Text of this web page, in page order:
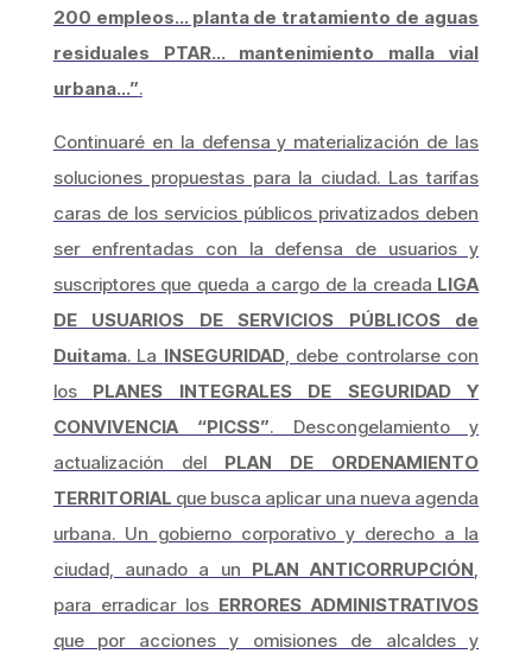
200 empleos… planta de tratamiento de aguas
residuales PTAR… mantenimiento malla vial
urbana…”.
Continuaré en la defensa y materialización de las
soluciones propuestas para la ciudad. Las tarifas
caras de los servicios públicos privatizados deben
ser enfrentadas con la defensa de usuarios y
suscriptores que queda a cargo de la creada LIGA
DE USUARIOS DE SERVICIOS PÚBLICOS
de
Duitama. La INSEGURIDAD, debe controlarse con
los PLANES INTEGRALES DE SEGURIDAD Y
CONVIVENCIA “PICSS”. Descongelamiento y
actualización del PLAN DE ORDENAMIENTO
TERRITORIAL que busca aplicar una nueva agenda
urbana. Un gobierno corporativo y derecho a la
ciudad, aunado a un PLAN ANTICORRUPCIÓN,
para erradicar los ERRORES ADMINISTRATIVOS
que por acciones y omisiones de alcaldes y